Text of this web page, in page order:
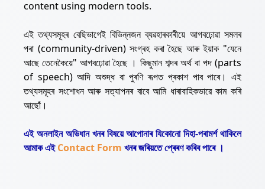
content using modern tools.
এই তথ্যসমূহৰ বেছিভাগেই বিভিন্নজন ব্যৱহাৰকাৰীয়ে আগবঢ়োৱা সমলৰ
পৰা (community-driven) সংগ্ৰহ কৰা হৈছে আৰু ইয়াক "যেনে
আছে তেনেকৈয়ে" আগবঢ়োৱা হৈছে । কিছুমান শব্দৰ অৰ্থ বা পদ (parts
of speech) আদি অশুদ্ধ বা পুৰণি ৰূপত প্ৰকাশ পাব পাৰে। এই
তথ্যসমূহৰ সংশোধন আৰু সত্যাপনৰ বাবে আমি ধাৰাবাহিকভাৱে কাম কৰি
আছোঁ।
এই অনলাইন অভিধান খনৰ বিষয়ে আপোনাৰ যিকোনো দিহা-পৰামৰ্শ থাকিলে
আমাক এইContact Form খনৰ জৰিয়তে প্ৰেৰণ কৰিব পাৰে ।